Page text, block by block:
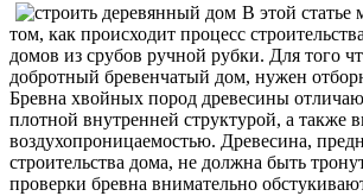
В этой статье
том, как происходит процесс
домов из срубов ручной рубки. Для того
добротный бревенчатый дом, нужен
Бревна хвойных пород древесины
плотной внутренней структурой, а также
воздухопроницаемостью. Древесина,
строительства дома, не должна быть
проверки бревна внимательно